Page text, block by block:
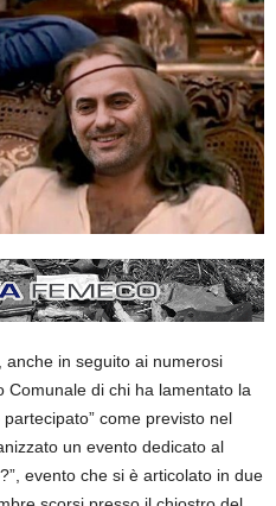
anche in seguito ai numerosi
Comunale di chi ha lamentato la
come previsto nel
un evento dedicato al
evento che si è articolato in due